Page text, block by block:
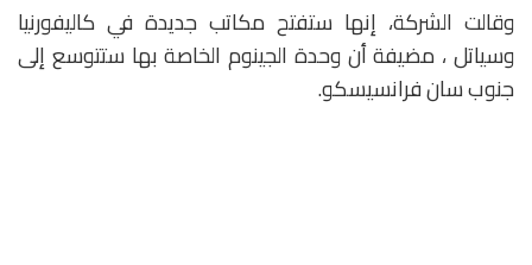
وقالت الشركة، إنها ستفتح مكاتب جديدة في كاليفورنيا
وسياتل ، مضيفة أن وحدة الجينوم الخاصة بها ستتوسع إلى
جنوب سان فرانسيسكو.